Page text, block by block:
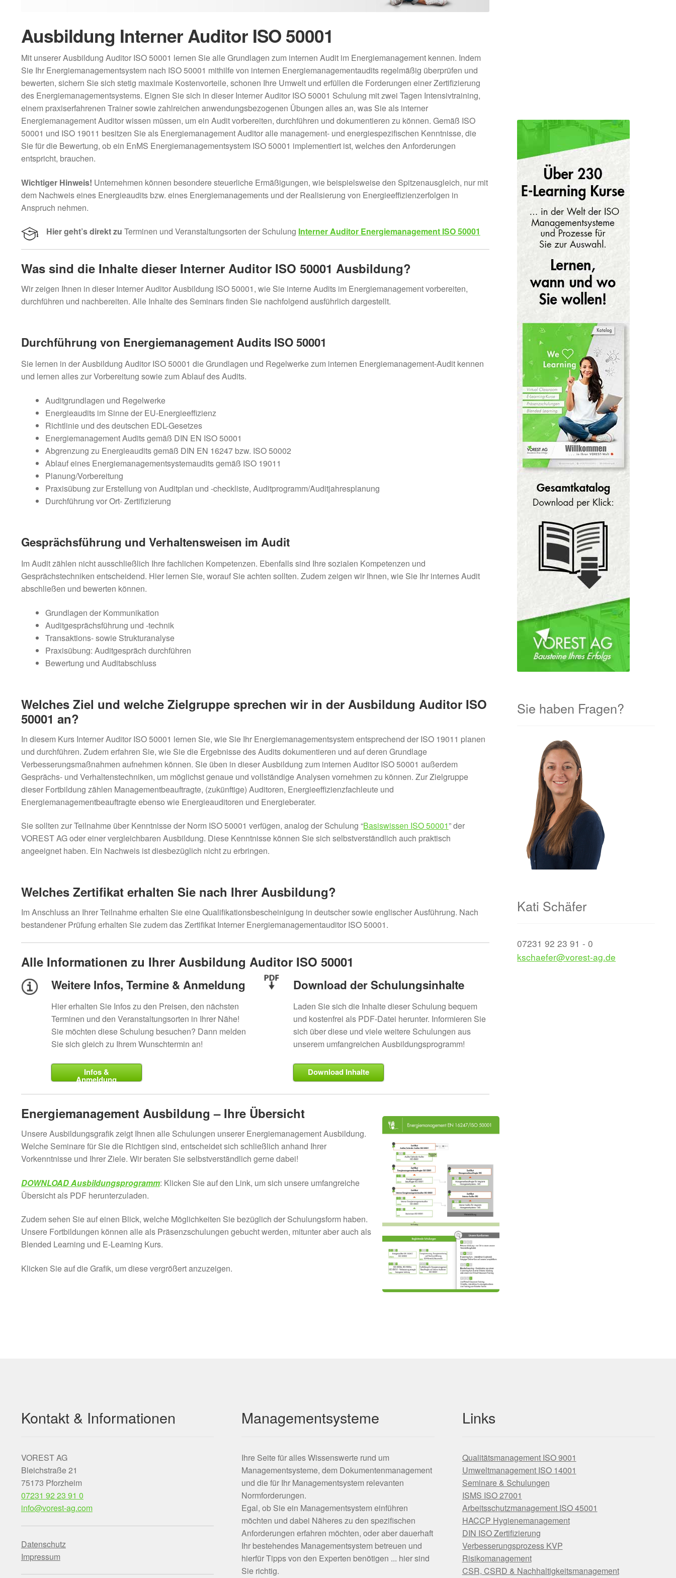
Ausbildung Interner Auditor ISO 50001
Mit unserer Ausbildung Auditor ISO 50001 lernen Sie alle Grundlagen zum internen Audit im Energiemanagement kennen. Indem
Sie Ihr Energiemanagementsystem nach ISO 50001 mithilfe von internen Energiemanagementaudits regelmäßig überprüfen und
bewerten, sichern Sie sich stetig maximale Kostenvorteile, schonen Ihre Umwelt und erfüllen die Forderungen einer Zertifizierung
des Energiemanagementsystems. Eignen Sie sich in dieser Interner Auditor ISO 50001 Schulung mit zwei Tagen Intensivtraining,
einem praxiserfahrenen Trainer sowie zahlreichen anwendungsbezogenen Übungen alles an, was Sie als interner
Energiemanagement Auditor wissen müssen, um ein Audit vorbereiten, durchführen und dokumentieren zu können. Gemäß ISO
50001 und ISO 19011 besitzen Sie als Energiemanagement Auditor alle management- und energiespezifischen Kenntnisse, die
Sie für die Bewertung, ob ein EnMS Energiemanagementsystem ISO 50001 implementiert ist, welches den Anforderungen
entspricht, brauchen.
Wichtiger Hinweis! Unternehmen können besondere steuerliche Ermäßigungen, wie beispielsweise den Spitzenausgleich, nur mit
dem Nachweis eines Energieaudits bzw. eines Energiemanagements und der Realisierung von Energieeffizienzerfolgen in
Anspruch nehmen.
Hier geht’s direkt zu Terminen und Veranstaltungsorten der Schulung Interner Auditor Energiemanagement ISO 50001
Was sind die Inhalte dieser Interner Auditor ISO 50001 Ausbildung?
Wir zeigen Ihnen in dieser Interner Auditor Ausbildung ISO 50001, wie Sie interne Audits im Energiemanagement vorbereiten,
durchführen und nachbereiten. Alle Inhalte des Seminars finden Sie nachfolgend ausführlich dargestellt.
Durchführung von Energiemanagement Audits ISO 50001
Sie lernen in der Ausbildung Auditor ISO 50001 die Grundlagen und Regelwerke zum internen Energiemanagement-Audit kennen
und lernen alles zur Vorbereitung sowie zum Ablauf des Audits.
Auditgrundlagen und Regelwerke
Energieaudits im Sinne der EU-Energieeffizienz
Richtlinie und des deutschen EDL-Gesetzes
Energiemanagement Audits gemäß DIN EN ISO 50001
Abgrenzung zu Energieaudits gemäß DIN EN 16247 bzw. ISO 50002
Ablauf eines Energiemanagementsystemaudits gemäß ISO 19011
Planung/Vorbereitung
Praxisübung zur Erstellung von Auditplan und -checkliste, Auditprogramm/Auditjahresplanung
Durchführung vor Ort- Zertifizierung
Gesprächsführung und Verhaltensweisen im Audit
Im Audit zählen nicht ausschließlich Ihre fachlichen Kompetenzen. Ebenfalls sind Ihre sozialen Kompetenzen und
Gesprächstechniken entscheidend. Hier lernen Sie, worauf Sie achten sollten. Zudem zeigen wir Ihnen, wie Sie Ihr internes Audit
abschließen und bewerten können.
Grundlagen der Kommunikation
Auditgesprächsführung und -technik
Transaktions- sowie Strukturanalyse
Praxisübung: Auditgespräch durchführen
Bewertung und Auditabschluss
Welches Ziel und welche Zielgruppe sprechen wir in der Ausbildung Auditor ISO
50001 an?
In diesem Kurs Interner Auditor ISO 50001 lernen Sie, wie Sie Ihr Energiemanagementsystem entsprechend der ISO 19011 planen
und durchführen. Zudem erfahren Sie, wie Sie die Ergebnisse des Audits dokumentieren und auf deren Grundlage
Verbesserungsmaßnahmen aufnehmen können. Sie üben in dieser Ausbildung zum internen Auditor ISO 50001 außerdem
Gesprächs- und Verhaltenstechniken, um möglichst genaue und vollständige Analysen vornehmen zu können. Zur Zielgruppe
dieser Fortbildung zählen Managementbeauftragte, (zukünftige) Auditoren, Energieeffizienzfachleute und
Energiemanagementbeauftragte ebenso wie Energieauditoren und Energieberater.
Sie sollten zur Teilnahme über Kenntnisse der Norm ISO 50001 verfügen, analog der Schulung “Basiswissen ISO 50001” der
VOREST AG oder einer vergleichbaren Ausbildung. Diese Kenntnisse können Sie sich selbstverständlich auch praktisch
angeeignet haben. Ein Nachweis ist diesbezüglich nicht zu erbringen.
Welches Zertifikat erhalten Sie nach Ihrer Ausbildung?
Im Anschluss an Ihrer Teilnahme erhalten Sie eine Qualifikationsbescheinigung in deutscher sowie englischer Ausführung. Nach
bestandener Prüfung erhalten Sie zudem das Zertifikat Interner Energiemanagementauditor ISO 50001.
Alle Informationen zu Ihrer Ausbildung Auditor ISO 50001
Weitere Infos, Termine & Anmeldung
Hier erhalten Sie Infos zu den Preisen, den nächsten
Terminen und den Veranstaltungsorten in Ihrer Nähe!
Sie möchten diese Schulung besuchen? Dann melden
Sie sich gleich zu Ihrem Wunschtermin an!
Download der Schulungsinhalte
Laden Sie sich die Inhalte dieser Schulung bequem
und kostenfrei als PDF-Datei herunter. Informieren Sie
sich über diese und viele weitere Schulungen aus
unserem umfangreichen Ausbildungsprogramm!
Infos &
Anmeldung
Download Inhalte
Energiemanagement Ausbildung – Ihre Übersicht
Unsere Ausbildungsgrafik zeigt Ihnen alle Schulungen unserer Energiemanagement Ausbildung.
Welche Seminare für Sie die Richtigen sind, entscheidet sich schließlich anhand Ihrer
Vorkenntnisse und Ihrer Ziele. Wir beraten Sie selbstverständlich gerne dabei!
DOWNLOAD Ausbildungsprogramm: Klicken Sie auf den Link, um sich unsere umfangreiche
Übersicht als PDF herunterzuladen.
Zudem sehen Sie auf einen Blick, welche Möglichkeiten Sie bezüglich der Schulungsform haben.
Unsere Fortbildungen können alle als Präsenzschulungen gebucht werden, mitunter aber auch als
Blended Learning und E-Learning Kurs.
Klicken Sie auf die Grafik, um diese vergrößert anzuzeigen.
Sie haben Fragen?
Kati Schäfer
07231 92 23 91 - 0
kschaefer@vorest-ag.de
Kontakt & Informationen
VOREST AG
Bleichstraße 21
75173 Pforzheim
07231 92 23 91 0
info@vorest-ag.com
Datenschutz
Impressum
Managementsysteme
Ihre Seite für alles Wissenswerte rund um
Managementsysteme, dem Dokumentenmanagement
und die für Ihr Managementsystem relevanten
Normforderungen.
Egal, ob Sie ein Managementsystem einführen
möchten und dabei Näheres zu den spezifischen
Anforderungen erfahren möchten, oder aber dauerhaft
Ihr bestehendes Managementsystem betreuen und
hierfür Tipps von den Experten benötigen ... hier sind
Sie richtig.
Links
Qualitätsmanagement ISO 9001
Umweltmanagement ISO 14001
Seminare & Schulungen
ISMS ISO 27001
Arbeitsschutzmanagement ISO 45001
HACCP Hygienemanagement
DIN ISO Zertifizierung
Verbesserungsprozess KVP
Risikomanagement
CSR, CSRD & Nachhaltigkeitsmanagement